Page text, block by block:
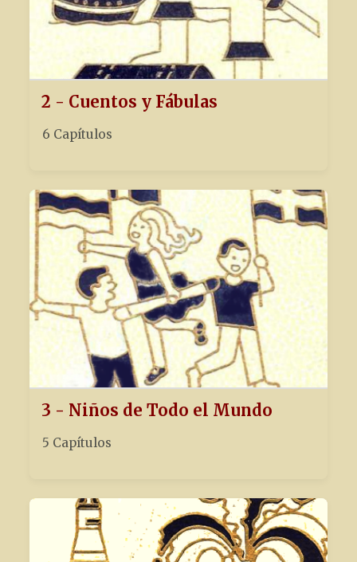
2 - Cuentos y Fábulas
6 Capítulos
3 - Niños de Todo el Mundo
5 Capítulos